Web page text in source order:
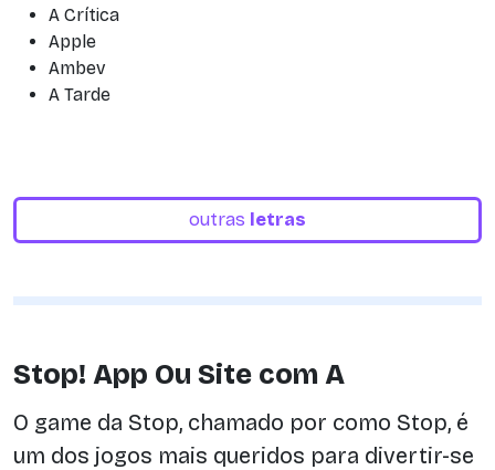
A Crítica
Apple
Ambev
A Tarde
outras letras
Stop! App Ou Site com A
O game da Stop, chamado por como Stop, é
um dos jogos mais queridos para divertir-se